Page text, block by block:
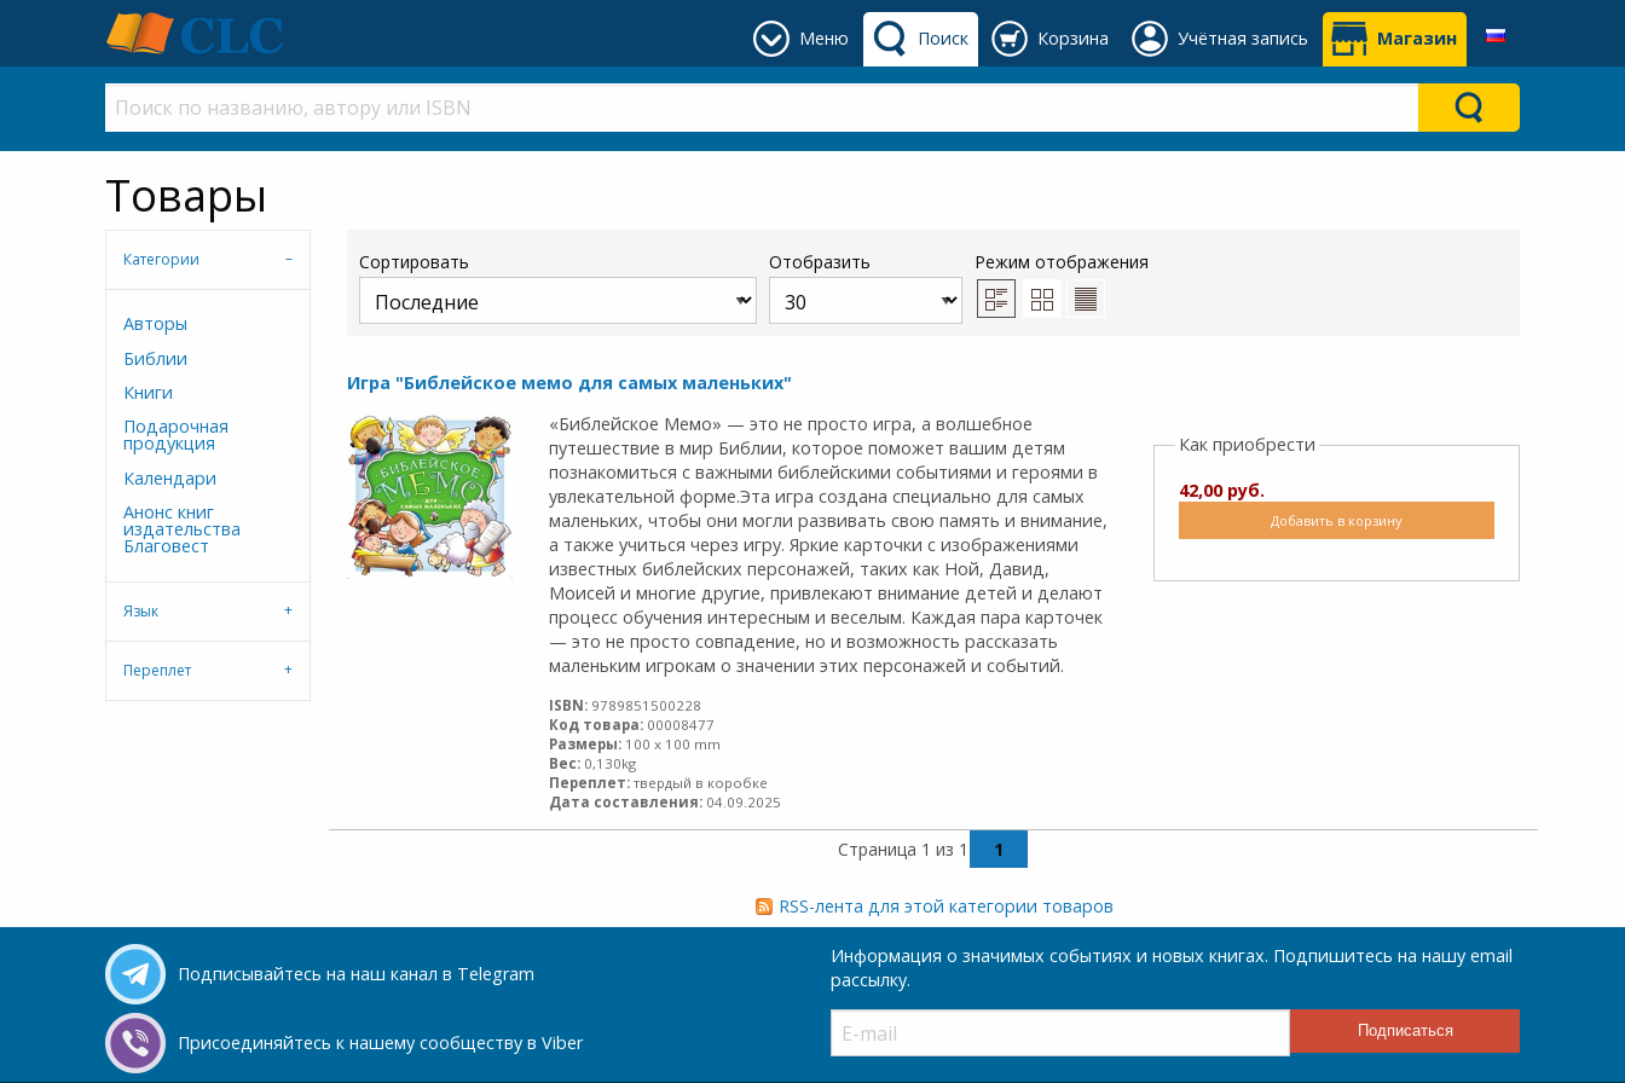
Меню Поиск Корзина Учётная запись Магазин
Товары
Сортировать Отобразить Режим отображения
Игра "Библейское мемо для самых маленьких"
«Библейское Мемо» — это не просто игра, а волшебное
путешествие в мир Библии, которое поможет вашим детям
познакомиться с важными библейскими событиями и героями в
увлекательной форме.Эта игра создана специально для самых
маленьких, чтобы они могли развивать свою память и внимание,
а также учиться через игру. Яркие карточки с изображениями
известных библейских персонажей, таких как Ной, Давид,
Моисей и многие другие, привлекают внимание детей и делают
процесс обучения интересным и веселым. Каждая пара карточек
— это не просто совпадение, но и возможность рассказать
маленьким игрокам о значении этих персонажей и событий.
ISBN:9789851500228
Код товара:00008477
Размеры:100 x 100 mm
Вес:0,130kg
Переплет:твердый в коробке
Дата составления:04.09.2025
Как приобрести
42,00 руб.
Добавить в корзину
Страница 1 из 1 1
RSS-лента для этой категории товаров
Категории
Авторы
Библии
Книги
Подарочная
продукция
Календари
Анонс книг
издательства
Благовест
Язык
Переплет
Подписывайтесь на наш канал в Telegram
Присоединяйтесь к нашему сообществу в Viber
Информация о значимых событиях и новых книгах. Подпишитесь на нашу email
рассылку.